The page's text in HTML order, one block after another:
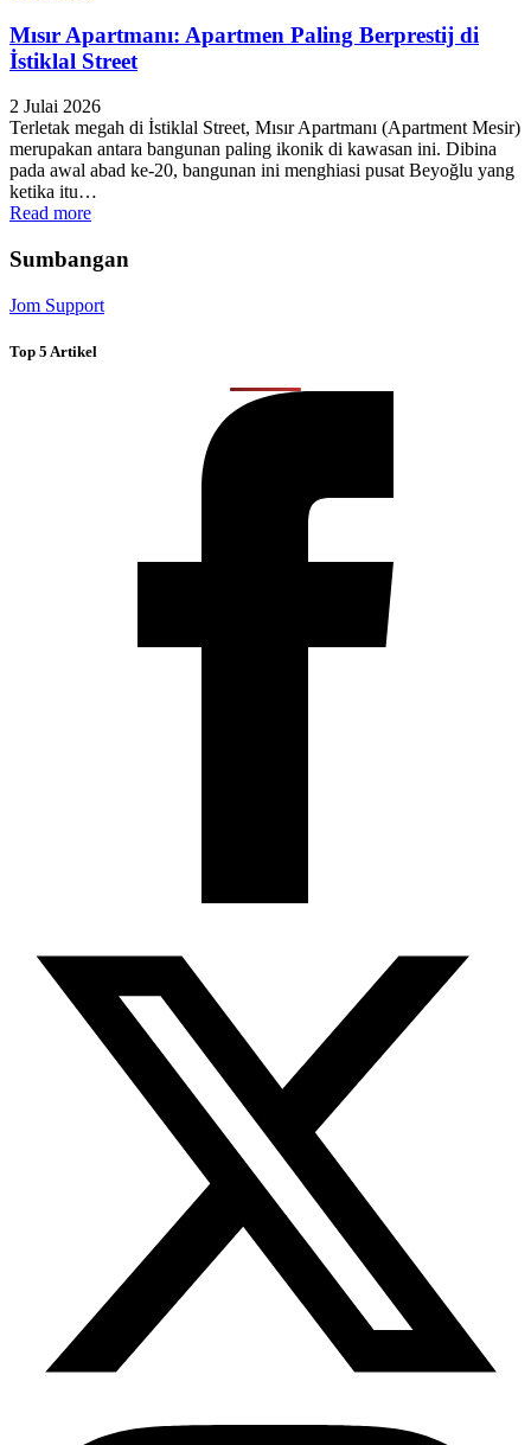
Mısır Apartmanı: Apartmen Paling Berprestij di
İstiklal Street
2 Julai 2026
Terletak megah di İstiklal Street, Mısır Apartmanı (Apartment Mesir)
merupakan antara bangunan paling ikonik di kawasan ini. Dibina
pada awal abad ke-20, bangunan ini menghiasi pusat Beyoğlu yang
ketika itu…
Read more
Sumbangan
Jom Support
Top 5 Artikel